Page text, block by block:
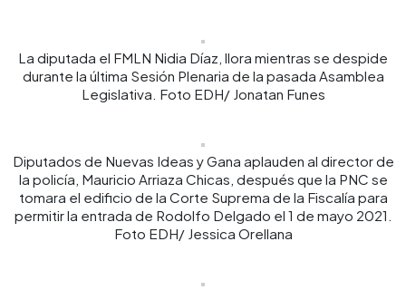
La diputada el FMLN Nidia Díaz, llora mientras se despide
durante la última Sesión Plenaria de la pasada Asamblea
Legislativa. Foto EDH/ Jonatan Funes
Diputados de Nuevas Ideas y Gana aplauden al director de
la policía, Mauricio Arriaza Chicas, después que la PNC se
tomara el edificio de la Corte Suprema de la Fiscalía para
permitir la entrada de Rodolfo Delgado el 1 de mayo 2021.
Foto EDH/ Jessica Orellana